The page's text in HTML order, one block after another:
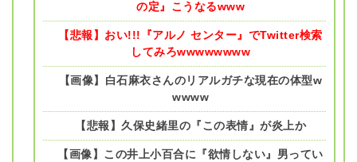
の定』こうなるwww
【悲報】おい!!!『アルノ センター』でTwitter検索
してみろwwwwwwww
【画像】白石麻衣さんのリアルガチな現在の体型w
wwww
【悲報】久保史緒里の『この表情』が炎上か
【画像】この井上小百合に『欲情しない』男ってい